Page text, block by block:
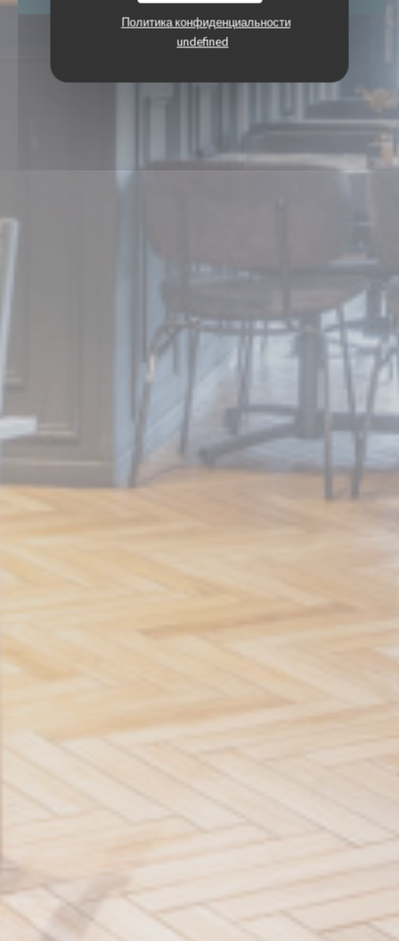
Политика конфиденциальности
undefined